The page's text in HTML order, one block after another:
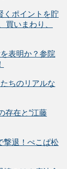
くポイントを貯
買いまわり、
表明か？参院
ちのリアルな
存在と“江藤
撃退！ぺこぱ松